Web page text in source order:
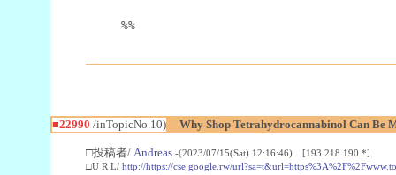
%%
■22990 /inTopicNo.10) Why Shop Tetrahydrocannabinol Can Be
□投稿者/ Andreas -(2023/07/15(Sat) 12:16:46) [193.218.190.*]
□U R L/ http://https://cse.google.rw/